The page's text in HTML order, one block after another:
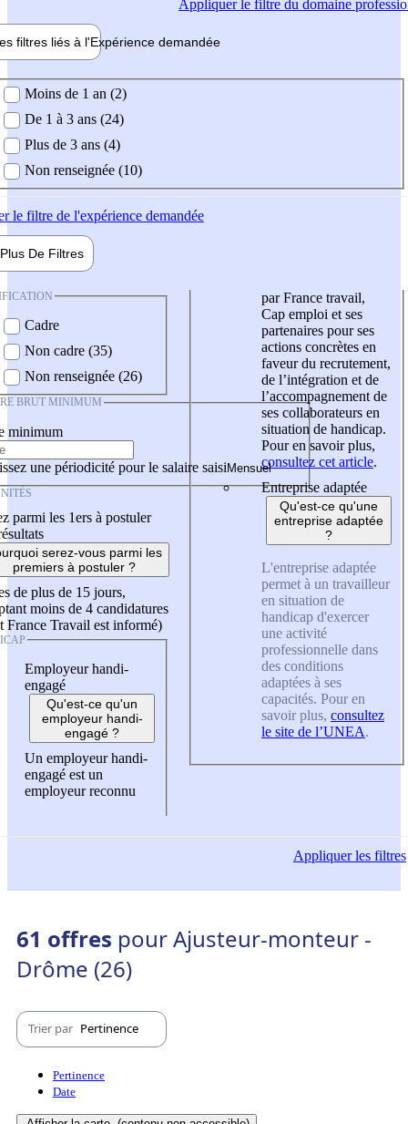
Appliquerle filtre du domaine
filtres liés à l'Expérience demandée
demandée
Moins de 1 an (2)
De 1 à 3 ans (24)
Plus de 3 ans (4)
Non renseignée (10)
le filtre de l'expérience demandée
Plus De Filtres
Cadre
Non cadre (35)
Non renseignée (26)
BRUT MINIMUM
minimum
une périodicité pour le salaire saisi
parmi les 1ers à postuler
serez-vous parmi les
premiers à postuler ?
de plus de 15 jours,
moins de 4 candidatures
France Travail est informé)
Employeur handi-
engagé
Qu'est-ce qu'un
employeur handi-
engagé ?
Un employeur handi-
engagé est un
employeur reconnu
par France travail,
Cap emploi et ses
partenaires pour ses
actions concrètes en
faveur du recrutement,
de l’intégration et de
l’accompagnement de
ses collaborateurs en
situation de handicap.
Pour en savoir plus,
consultez cet article.
Entreprise adaptée
Qu'est-ce qu'une
entreprise adaptée
?
L'entreprise adaptée
permet à un travailleur
en situation de
handicap d'exercer
une activité
professionnelle dans
des conditions
adaptées à ses
capacités. Pour en
savoir plus, consultez
le site de l’UNEA.
Appliquerles filtres
61 offres pour Ajusteur-monteur -
Drôme (26)
Trier par Pertinence
Pertinence
Date